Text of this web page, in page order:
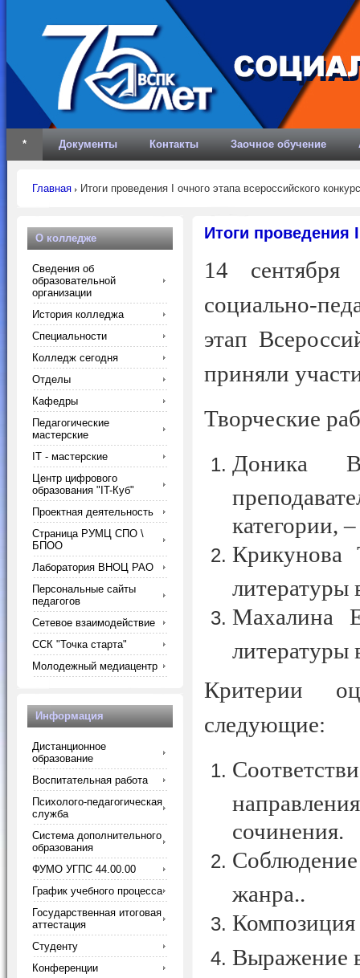
* Документы Контакты Заочное обучение
Главная Итоги проведения I очного этапа всероссийского
Итоги проведения
14
социально-
этап
приняли
Творческие
Доника
категории,
Крикунова
Махалина
Критерии
следующие:
сочинения.
Соблюдение
жанра..
Композиция
Выражение
О колледже
Сведения об
образовательной
организации
История колледжа
Специальности
Колледж сегодня
Отделы
Кафедры
Педагогические
мастерские
IT - мастерские
Центр цифрового
образования "IT-Куб"
Проектная деятельность
Страница РУМЦ СПО \
БПОО
Лаборатория ВНОЦ РАО
Персональные сайты
педагогов
Сетевое взаимодействие
ССК "Точка старта"
Молодежный медиацентр
Информация
Дистанционное
образование
Воспитательная работа
Психолого-педагогическая
служба
Система дополнительного
образования
ФУМО УГПС 44.00.00
График учебного процесса
Государственная итоговая
аттестация
Студенту
Конференции